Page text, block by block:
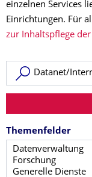
einzelnen Services
Einrichtungen. Für
zur Inhaltspflege der
Neue Suche
Themenfelder